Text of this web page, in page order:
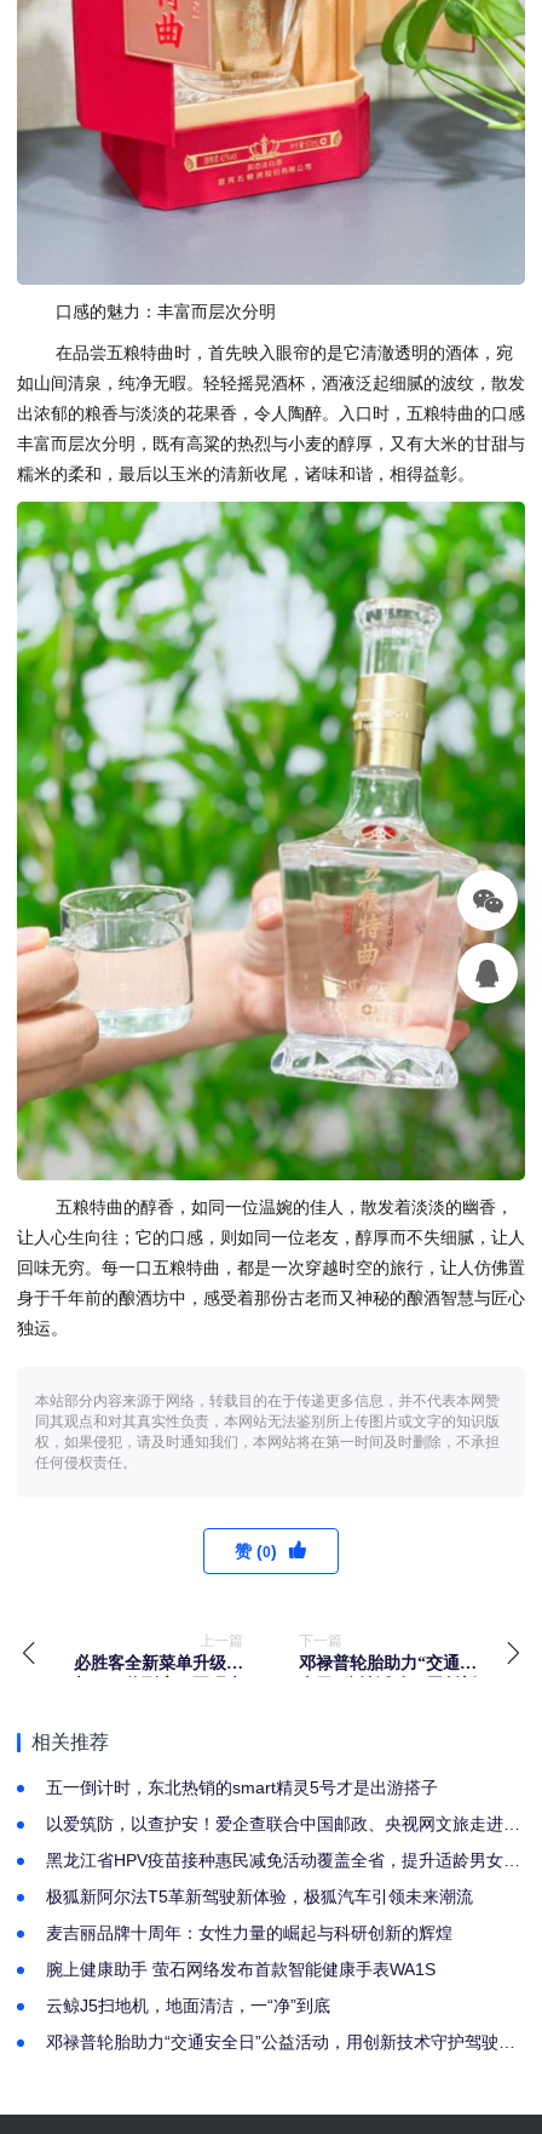
口感的魅力：丰富而层次分明
在品尝五粮特曲时，首先映入眼帘的是它清澈透明的酒体，宛
如山间清泉，纯净无暇。轻轻摇晃酒杯，酒液泛起细腻的波纹，散发
出浓郁的粮香与淡淡的花果香，令人陶醉。入口时，五粮特曲的口感
丰富而层次分明，既有高粱的热烈与小麦的醇厚，又有大米的甘甜与
糯米的柔和，最后以玉米的清新收尾，诸味和谐，相得益彰。
五粮特曲的醇香，如同一位温婉的佳人，散发着淡淡的幽香，
让人心生向往；它的口感，则如同一位老友，醇厚而不失细腻，让人
回味无穷。每一口五粮特曲，都是一次穿越时空的旅行，让人仿佛置
身于千年前的酿酒坊中，感受着那份古老而又神秘的酿酒智慧与匠心
独运。
本站部分内容来源于网络，转载目的在于传递更多信息，并不代表本网赞
同其观点和对其真实性负责，本网站无法鉴别所上传图片或文字的知识版
权，如果侵犯，请及时通知我们，本网站将在第一时间及时删除，不承担
任何侵权责任。
赞 (0)
上一篇
必胜客全新菜单升级亮
下一篇
邓禄普轮胎助力“交通安
相关推荐
五一倒计时，东北热销的smart精灵5号才是出游搭子
以爱筑防，以查护安！爱企查联合中国邮政、央视网文旅走进黑
黑龙江省HPV疫苗接种惠民减免活动覆盖全省，提升适龄男女接
​极狐新阿尔法T5革新驾驶新体验，极狐汽车引领未来潮流
麦吉丽品牌十周年：女性力量的崛起与科研创新的辉煌
腕上健康助手 萤石网络发布首款智能健康手表WA1S
云鲸J5扫地机，地面清洁，一“净”到底
邓禄普轮胎助力“交通安全日”公益活动，用创新技术守护驾驶安